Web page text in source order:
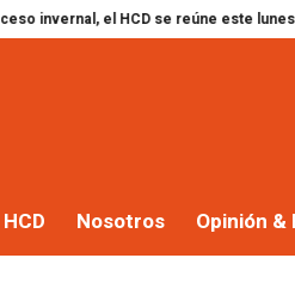
HCD se reúne este lunes: ingresan
HCD Nosotros Opinión